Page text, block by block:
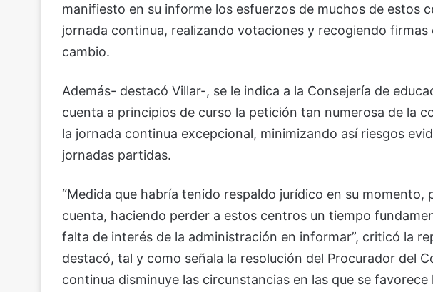
manifiesto en su informe los esfuerzos de muchos de estos
jornada continua, realizando votaciones y recogiendo
cambio.
Además- destacó Villar-, se le indica a la Consejería de
cuenta a principios de curso la petición tan numerosa de la
la jornada continua excepcional, minimizando así riesgos
jornadas partidas.
“Medida que habría tenido respaldo jurídico en su momento,
cuenta, haciendo perder a estos centros un tiempo
falta de interés de la administración en informar”, criticó la
destacó, tal y como señala la resolución del Procurador del
continua disminuye las circunstancias en las que se